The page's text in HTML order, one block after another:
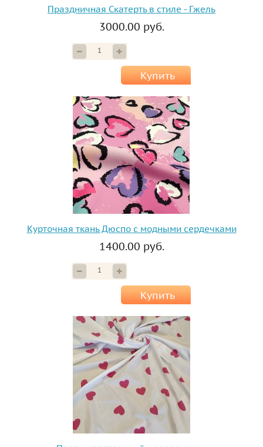
Праздничная Скатерть в стиле - Гжель
3000.00 руб.
Купить
Курточная ткань Дюспо с модными сердечками
1400.00 руб.
Купить